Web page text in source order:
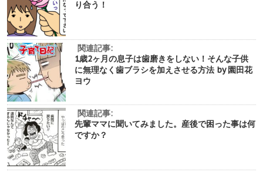
り合う！
関連記事:
1歳2ヶ月の息子は歯磨きをしない！そんな子供
に無理なく歯ブラシを加えさせる方法 by 園田花
ヨウ
関連記事:
先輩ママに聞いてみました。産後で困った事は何
ですか？